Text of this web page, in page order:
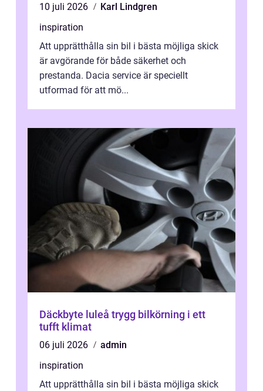
10 juli 2026
Karl Lindgren
inspiration
Att upprätthålla sin bil i bästa möjliga skick
är avgörande för både säkerhet och
prestanda. Dacia service är speciellt
utformad för att mö...
Däckbyte luleå trygg bilkörning i ett
tufft klimat
06 juli 2026
admin
inspiration
Att upprätthålla sin bil i bästa möjliga skick